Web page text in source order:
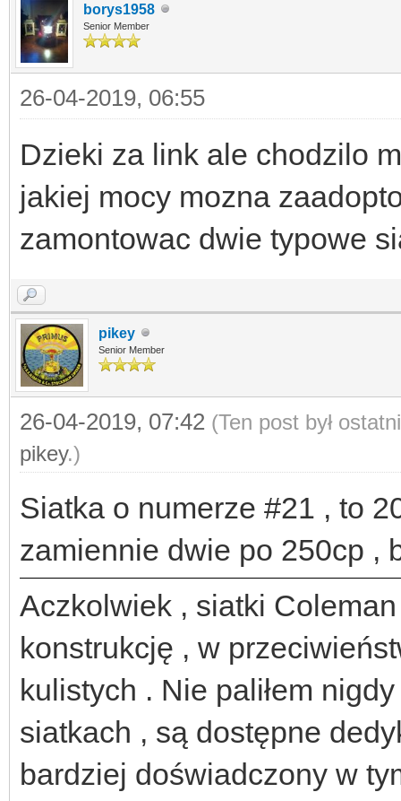
borys1958
Senior Member
26-04-2019, 06:55
Dzieki za link ale chodzilo
jakiej mocy mozna
zamontowac dwie typowe
pikey
Senior Member
26-04-2019, 07:42 (Ten post był
pikey.)
Siatka o numerze #21 , to
zamiennie dwie po 250cp ,
Aczkolwiek , siatki
konstrukcję , w
kulistych . Nie paliłem
siatkach , są dostępne
bardziej doświadczony w